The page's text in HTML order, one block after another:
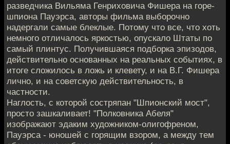
разведчика Вильяма Генриховича Фишера на горе-
шпиона Пауэрса, авторы фильма выборочно
надергали самые блеклые. Потому что все, что хоть
немного отличалось яркостью, опускало Штаты по
самый плинтус. Получившаяся подборка эпизодов,
действительно основанных на реальных событиях, в
итоге сложилось в ложь и клевету, и на В.Г. Фишера
лично, и на советскую действительность, в
частности.
Наглость, с которой состряпан "Шпионский мост",
просто зашкаливает! "Полковника Абеля"
изображают эдаким художником-олигофреном,
Пауэрса - юношей с горящим взором, а между тем